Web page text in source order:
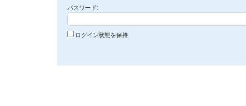
パスワード:
ログイン状態を保持